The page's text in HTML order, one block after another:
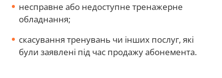
несправне або недоступне тренажерне
обладнання;
скасування тренувань чи інших послуг, які
були заявлені під час продажу абонемента.